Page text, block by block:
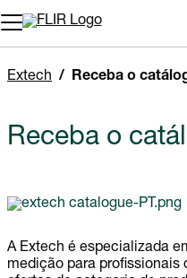
Extech Receba o
Receba o
A Extech é especializada
medição para profissionais